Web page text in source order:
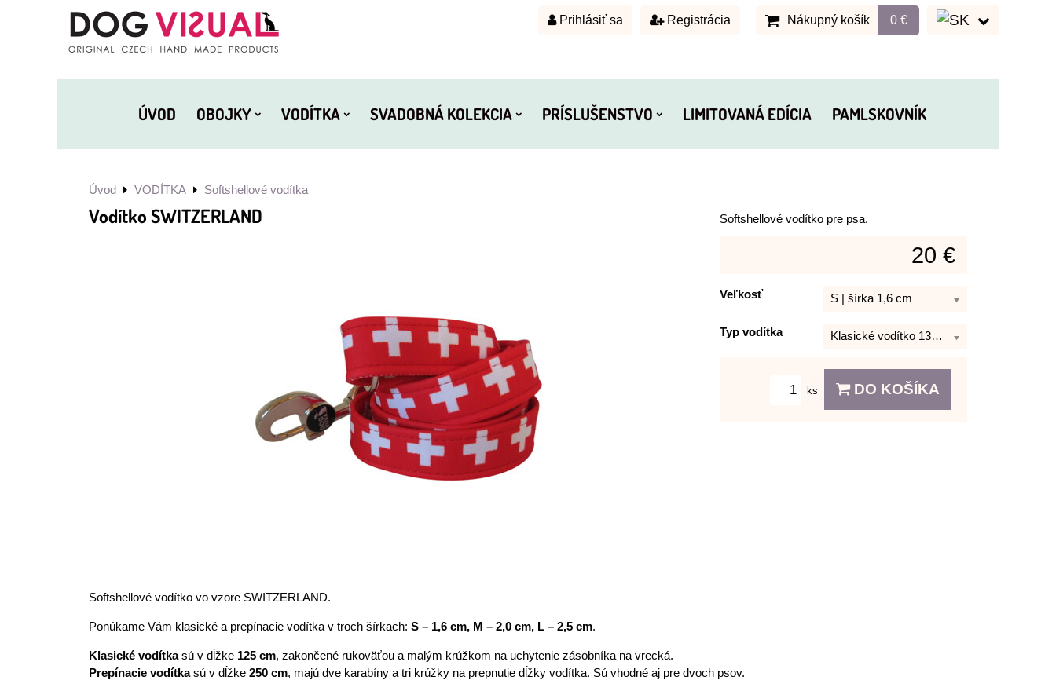
Prihlásiť sa Registrácia Nákupný košík 0 €
ÚVOD OBOJKY VODÍTKA SVADOBNÁ KOLEKCIA PRÍSLUŠENSTVO LIMITOVANÁ EDÍCIA PAMLSKOVNÍK
Úvod VODÍTKA Softshellové vodítka
Vodítko SWITZERLAND Softshellové vodítko pre psa.
20 €
Veľkosť S | šírka 1,6 cm
Typ vodítka Klasické vodítko 130 cm
ks DO KOŠÍKA
Softshellové vodítko vo vzore SWITZERLAND.
Ponúkame Vám klasické a prepínacie vodítka v troch šírkach: S – 1,6 cm, M – 2,0 cm, L – 2,5 cm.
Klasické vodítkasú v dĺžke 125 cm, zakončené rukoväťou a malým krúžkom na uchytenie zásobníka na vrecká.
Prepínacie vodítkasú v dĺžke 250 cm, majú dve karabíny a tri krúžky na prepnutie dĺžky vodítka. Sú vhodné aj pre dvoch psov.